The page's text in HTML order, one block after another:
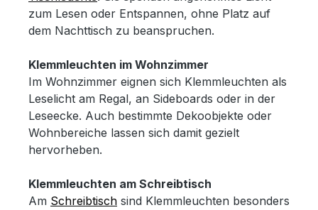
zum Lesen oder Entspannen, ohne Platz auf
dem Nachttisch zu beanspruchen.
Klemmleuchten im Wohnzimmer
Im Wohnzimmer eignen sich Klemmleuchten als
Leselicht am Regal, an Sideboards oder in der
Leseecke. Auch bestimmte Dekoobjekte oder
Wohnbereiche lassen sich damit gezielt
hervorheben.
Klemmleuchten am Schreibtisch
Am Schreibtisch sind Klemmleuchten besonders